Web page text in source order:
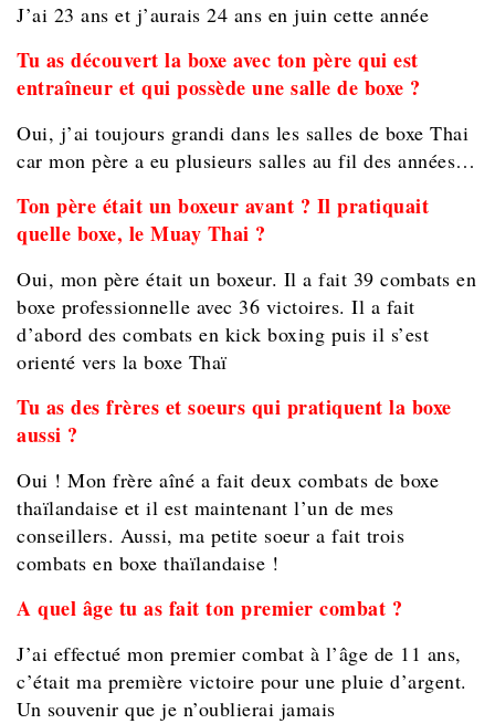
J’ai 23 ans et j’aurais 24 ans en juin cette année
Tu as découvert la boxe avec ton père qui est
entraîneur et qui possède une salle de boxe ?
Oui, j’ai toujours grandi dans les salles de boxe Thai
car mon père a eu plusieurs salles au fil des années…
Ton père était un boxeur avant ? Il pratiquait
quelle boxe, le Muay Thai ?
Oui, mon père était un boxeur. Il a fait 39 combats en
boxe professionnelle avec 36 victoires. Il a fait
d’abord des combats en kick boxing puis il s’est
orienté vers la boxe Thaï
Tu as des frères et soeurs qui pratiquent la boxe
aussi ?
Oui ! Mon frère aîné a fait deux combats de boxe
thaïlandaise et il est maintenant l’un de mes
conseillers. Aussi, ma petite soeur a fait trois
combats en boxe thaïlandaise !
A quel âge tu as fait ton premier combat ?
J’ai effectué mon premier combat à l’âge de 11 ans,
c’était ma première victoire pour une pluie d’argent.
Un souvenir que je n’oublierai jamais